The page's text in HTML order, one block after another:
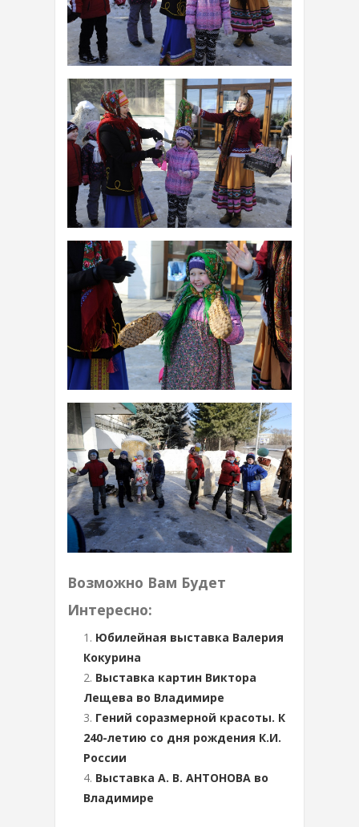
Возможно Вам Будет
Интересно:
Юбилейная выставка Валерия
Кокурина
Выставка картин Виктора
Лещева во Владимире
Гений соразмерной красоты. К
240-летию со дня рождения К.И.
России
Выставка А. В. АНТОНОВА во
Владимире